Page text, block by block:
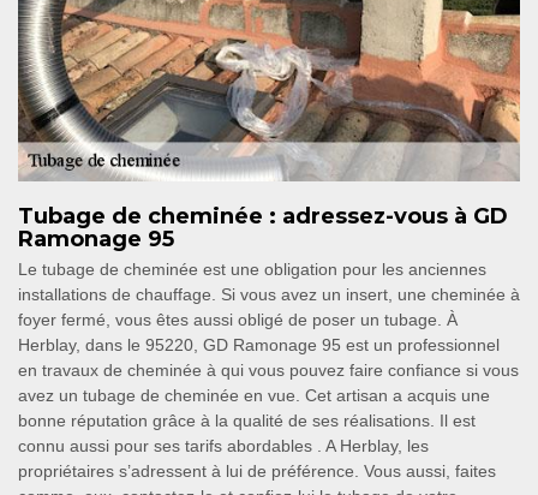
Tubage de cheminée : adressez-vous à GD
Ramonage 95
Le tubage de cheminée est une obligation pour les anciennes
installations de chauffage. Si vous avez un insert, une cheminée à
foyer fermé, vous êtes aussi obligé de poser un tubage. À
Herblay, dans le 95220, GD Ramonage 95 est un professionnel
en travaux de cheminée à qui vous pouvez faire confiance si vous
avez un tubage de cheminée en vue. Cet artisan a acquis une
bonne réputation grâce à la qualité de ses réalisations. Il est
connu aussi pour ses tarifs abordables . A Herblay, les
propriétaires s’adressent à lui de préférence. Vous aussi, faites